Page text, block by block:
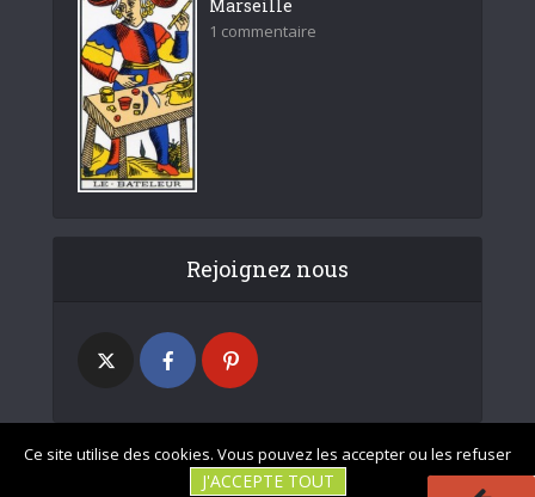
Marseille
1 commentaire
Rejoignez nous
Ce site utilise des cookies. Vous pouvez les accepter ou les refuser
J'ACCEPTE TOUT